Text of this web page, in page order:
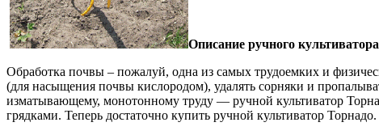
Описание ручного
Обработка почвы – пожалуй, одна из самых трудоемких и
(для насыщения почвы кислородом), удалять сорняки и
изматывающему, монотонному труду — ручной культиватор
грядками. Теперь достаточно купить ручной культиватор Торнадо.